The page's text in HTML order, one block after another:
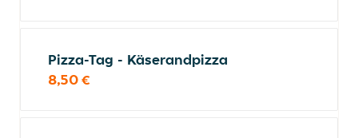
Pizza-Tag - Käserandpizza
8,50 €